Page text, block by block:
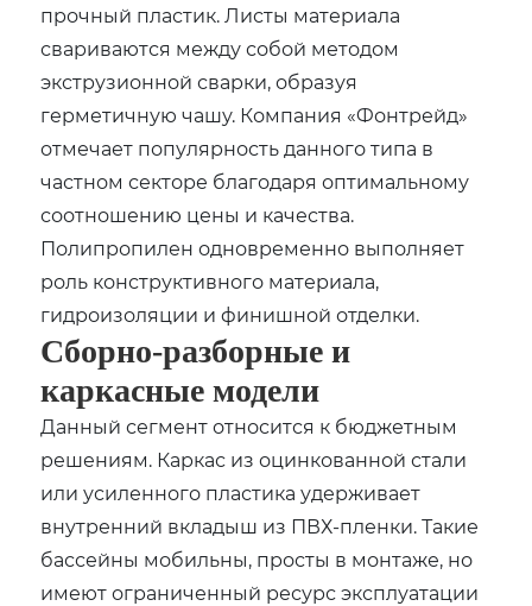
прочный пластик. Листы материала
свариваются между собой методом
экструзионной сварки, образуя
герметичную чашу. Компания «Фонтрейд»
отмечает популярность данного типа в
частном секторе благодаря оптимальному
соотношению цены и качества.
Полипропилен одновременно выполняет
роль конструктивного материала,
гидроизоляции и финишной отделки.
Сборно-разборные и
каркасные модели
Данный сегмент относится к бюджетным
решениям. Каркас из оцинкованной стали
или усиленного пластика удерживает
внутренний вкладыш из ПВХ-пленки. Такие
бассейны мобильны, просты в монтаже, но
имеют ограниченный ресурс эксплуатации